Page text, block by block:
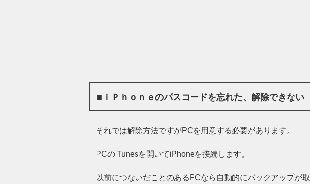
■ｉＰｈｏｎｅのパスコードを忘れた、解除できない
それでは解除方法ですがPCを用意する必要があります。
PCのiTunesを開いてiPhoneを接続します。
以前につないだことのあるPCなら自動的にバックアップが取